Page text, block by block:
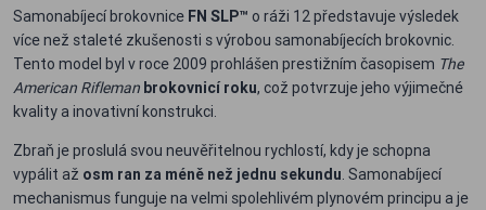
Samonabíjecí brokovnice FN SLP™ o ráži 12 představuje výsledek
více než staleté zkušenosti s výrobou samonabíjecích brokovnic.
Tento model byl v roce 2009 prohlášen prestižním časopisem The
American Rifleman brokovnicí roku, což potvrzuje jeho výjimečné
kvality a inovativní konstrukci.
Zbraň je proslulá svou neuvěřitelnou rychlostí, kdy je schopna
vypálit až osm ran za méně než jednu sekundu. Samonabíjecí
mechanismus funguje na velmi spolehlivém plynovém principu a je